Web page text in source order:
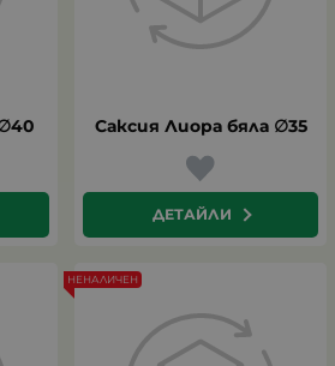
Саксия Лиора бяла ∅35
ДЕТАЙЛИ
НЕНАЛИЧЕН